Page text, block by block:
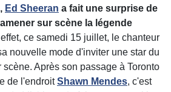
Ed Sheeran a fait une surprise de
sur scène la légende
ce samedi 15 juillet, le chanteur
nouvelle mode d'inviter une star du
Après son passage à Toronto
de l'endroitShawn Mendes, c'est